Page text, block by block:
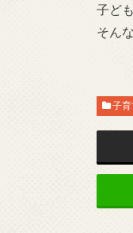
子ど
そん
子育